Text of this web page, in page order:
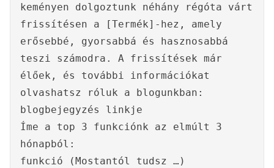
keményen dolgoztunk néhány régóta várt
frissítésen a [Termék]-hez, amely
erősebbé, gyorsabbá és hasznosabbá
teszi számodra. A frissítések már
élőek, és további információkat
olvashatsz róluk a blogunkban:
blogbejegyzés linkje
Íme a top 3 funkciónk az elmúlt 3
hónapból:
funkció (Mostantól tudsz …)